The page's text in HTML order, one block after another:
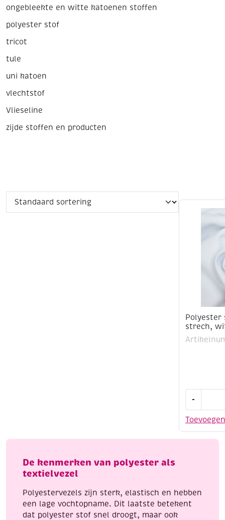
ongebleekte en witte katoenen stoffen
polyester stof
tricot
tule
uni katoen
vlechtstof
Vlieseline
zijde stoffen en producten
Polyester
strech,
Toevoegen
-
/
bi-
aantal
De kenmerken van polyester als
textielvezel
Polyestervezels zijn sterk, elastisch en hebben
een lage vochtopname. Dit laatste betekent
dat polyester stof snel droogt, maar ook